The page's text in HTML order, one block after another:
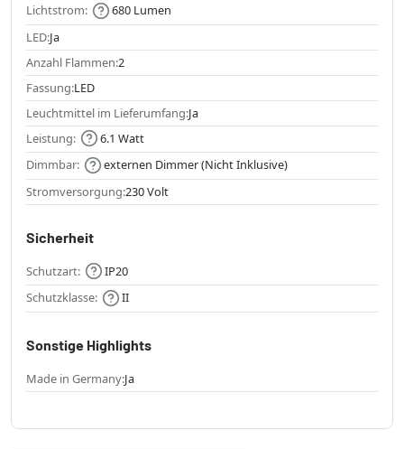
Lichtstrom:
680 Lumen
LED:Ja
Anzahl Flammen:2
Fassung:LED
Leuchtmittel im Lieferumfang:Ja
Leistung:
6.1 Watt
Dimmbar:
externen Dimmer (Nicht Inklusive)
Stromversorgung:230 Volt
Sicherheit
Schutzart:
IP20
Schutzklasse:
II
Sonstige Highlights
Made in Germany:Ja